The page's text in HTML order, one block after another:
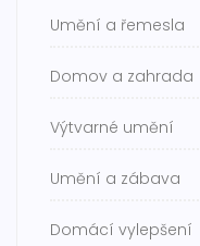
Umění a řemesla
Domov a zahrada
Výtvarné umění
Umění a zábava
Domácí vylepšení